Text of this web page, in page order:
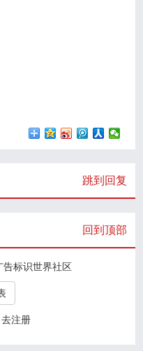
跳到回复
回到顶部
标识世界社区
注册